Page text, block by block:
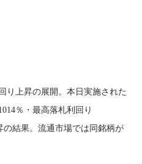
り上昇の展開。本日実施された
％・最高落札利回り
結果。流通市場では同銘柄が